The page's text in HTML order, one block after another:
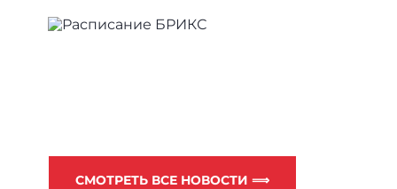
СМОТРЕТЬ ВСЕ НОВОСТИ ⟹